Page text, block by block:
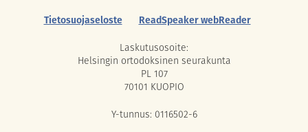
Tietosuojaseloste
ReadSpeaker webReader
Laskutusosoite:
Helsingin ortodoksinen seurakunta
PL 107
70101 KUOPIO
Y-tunnus: 0116502-6